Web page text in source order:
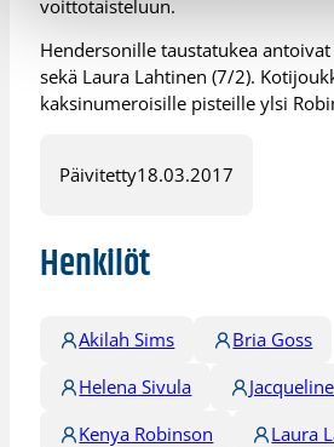
voittotaisteluun.
Hendersonille taustatukea
sekä Laura Lahtinen (7/2).
kaksinumeroisille pisteille ylsi
Päivitetty18.03.2017
Henkilöt
Akilah Sims
Bria Goss
Helena Sivula
Kenya Robinson
Laura